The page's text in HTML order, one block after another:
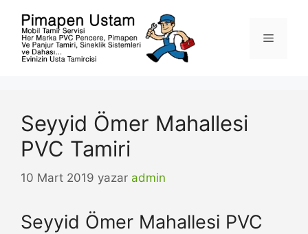
Menü
Seyyid Ömer Mahallesi
PVC Tamiri
10 Mart 2019 yazar admin
Seyyid Ömer Mahallesi PVC